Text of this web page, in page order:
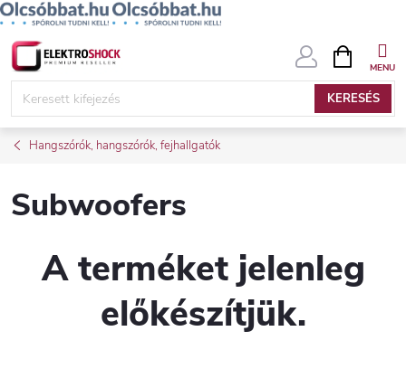
Ugrás
KERESÉS
KOSÁR
Hangszórók, hangszórók, fejhallgatók
Subwoofers
A terméket jelenleg
előkészítjük.